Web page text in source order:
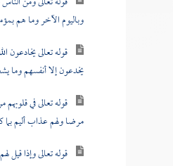
وباليوم الآخر وما هم
قوله تعالى يخادعون
يخدعون إلا أنفسهم وما
قوله تعالى في
مرضا ولهم عذاب أليم بما
قوله تعالى وإذا قيل